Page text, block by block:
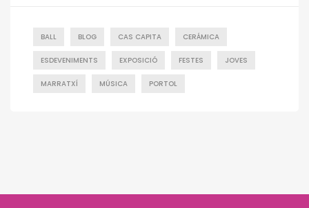
BALL BLOG CAS CAPITA CERÁMICA
ESDEVENIMENTS EXPOSICIÓ FESTES JOVES
MARRATXÍ MÚSICA PORTOL